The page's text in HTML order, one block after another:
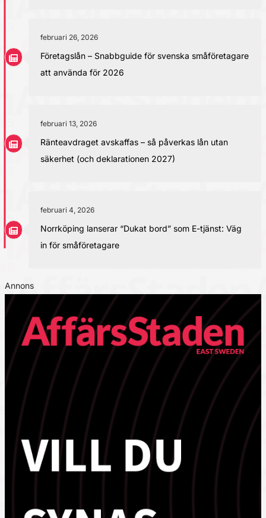
februari 26, 2026
Företagslån – Snabbguide för svenska småföretagare
att använda för 2026
februari 13, 2026
Ränteavdraget avskaffas – så påverkas lån utan
säkerhet (och deklarationen 2027)
februari 4, 2026
Norrköping lanserar “Dukat bord” som E-tjänst: Väg
in för småföretagare
Annons